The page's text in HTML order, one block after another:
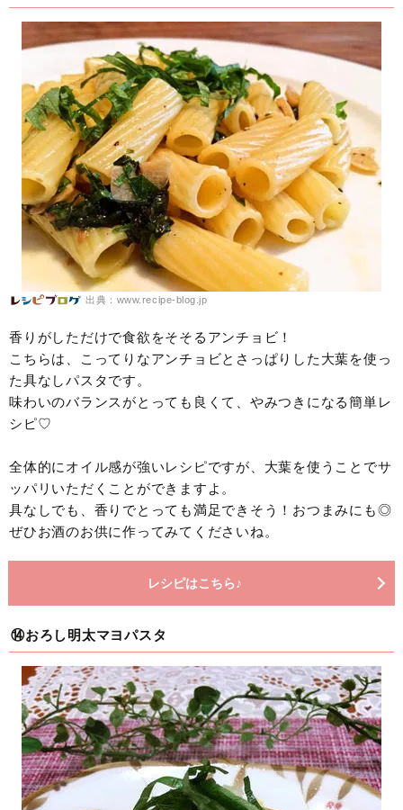
出典：www.recipe-blog.jp
香りがしただけで食欲をそそるアンチョビ！
こちらは、こってりなアンチョビとさっぱりした大葉を使っ
た具なしパスタです。
味わいのバランスがとっても良くて、やみつきになる簡単レ
シピ♡
全体的にオイル感が強いレシピですが、大葉を使うことでサ
ッパリいただくことができますよ。
具なしでも、香りでとっても満足できそう！おつまみにも◎
ぜひお酒のお供に作ってみてくださいね。
レシピはこちら♪
⑭おろし明太マヨパスタ